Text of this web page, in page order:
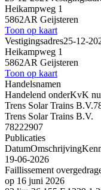
Heikampweg 1
5862AR Geijsteren
Toon op kaart
Vestigingsadres25-12-
Heikampweg 1
5862AR Geijsteren
Toon op kaart
Handelsnamen
Handelend onderKvK
Trens Solar Trains B.V.
Trens Solar Trains B.V.
78222907
Publicaties
DatumOmschrijving
19-06-2026
Faillissement
op 16 juni 2026